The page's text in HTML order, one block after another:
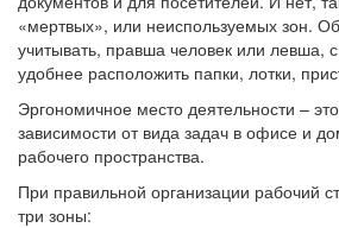
«мертвых», или неиспользуемых зон.
учитывать, правша человек или левша,
удобнее расположить папки, лотки,
Эргономичное место деятельности –
зависимости от вида задач в офисе и
рабочего пространства.
При правильной организации рабочий
три зоны: